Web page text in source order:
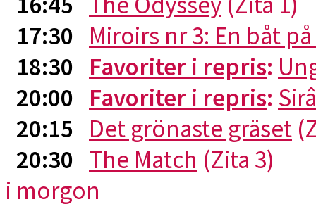
17:30 Miroirs nr 3: En båt
18:30 Favoriter i repris:
20:00 Favoriter i repris:
20:15 Det grönaste gräset
20:30 The Match (Zita 3)
i morgon